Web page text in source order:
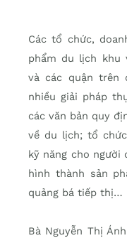
Các tổ chức,
phẩm du lịch khu
và các quận trên
nhiều giải pháp
các văn bản quy
về du lịch; tổ
kỹ năng cho người
hình thành sản
quảng bá tiếp thị…
Bà Nguyễn Thị